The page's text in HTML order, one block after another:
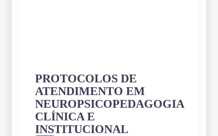
PROTOCOLOS DE
ATENDIMENTO EM
NEUROPSICOPEDAGOGIA
CLÍNICA E
INSTITUCIONAL